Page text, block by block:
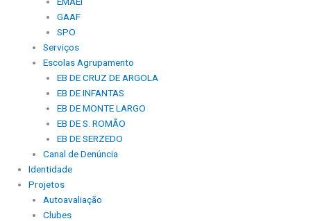
GAAF
SPO
Serviços
Escolas Agrupamento
EB DE CRUZ DE ARGOLA
EB DE INFANTAS
EB DE MONTE LARGO
EB DE S. ROMÃO
EB DE SERZEDO
Canal de Denúncia
Identidade
Projetos
Autoavaliação
Clubes